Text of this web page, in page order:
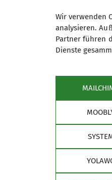
Andere
Quick-
Wir verwenden
analysieren.
Partner führen
Dienste